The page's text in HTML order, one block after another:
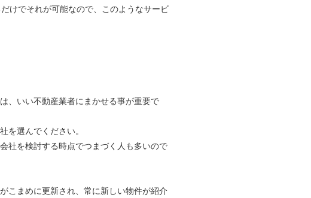
けでそれが可能なので、このようなサービ
、いい不動産業者にまかせる事が重要で
を選んでください。
社を検討する時点でつまづく人も多いので
こまめに更新され、常に新しい物件が紹介